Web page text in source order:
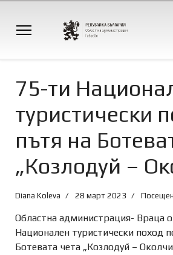
75-ти
туристически
пътя на
„Козлодуй –
Diana Koleva 28 март 2023
Областна администрация- Враца
Национален туристически поход
Ботевата чета „Козлодуй –